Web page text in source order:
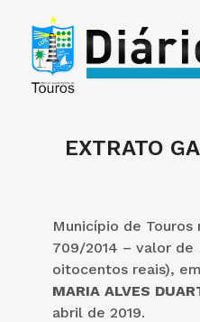
EXTRATO
Município de
709/2014 – valor de
oitocentos reais),
MARIA ALVES
abril de 2019.
E-SIC
PERGUNTAS